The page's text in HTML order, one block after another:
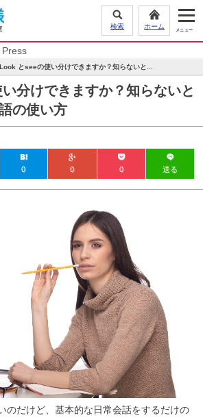
検索 ホーム
Press
Look とseeの使い分けできますか？知らないと...
分けできますか？知らないと
の使い方
0 0 0 送る
のだけど、基本的な日常会話をするだけの